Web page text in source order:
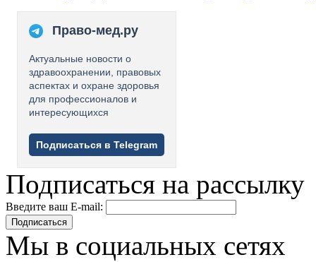
Право-мед.ру
Актуальные новости о
здравоохранении, правовых
аспектах и охране здоровья
для профессионалов и
интересующихся
Подписаться в Telegram
Подписаться на рассылку
Введите ваш E-mail:
Подписаться
Мы в социальных сетях